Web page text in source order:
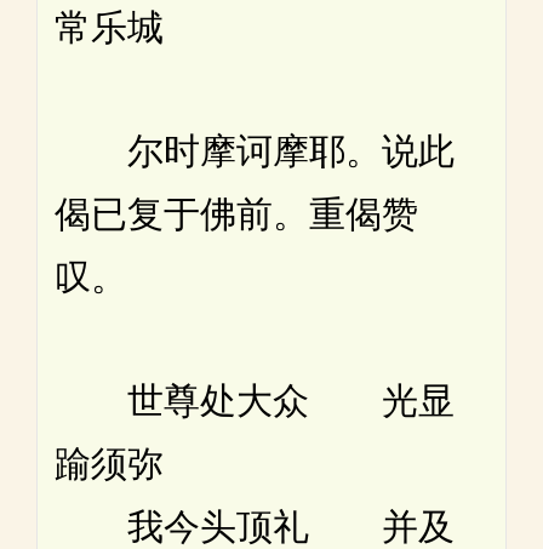
常乐城
尔时摩诃摩耶。说此
偈已复于佛前。重偈赞
叹。
世尊处大众 光显
踰须弥
我今头顶礼 并及